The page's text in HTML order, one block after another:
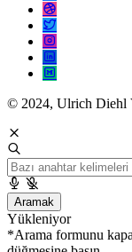
© 2024, Ulrich Diehl
Aramak
Yükleniyor
*Arama formunu